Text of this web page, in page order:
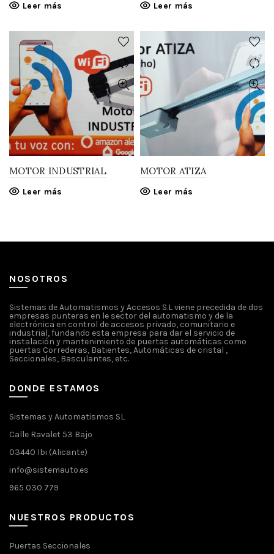
Leer más Leer más
MOTOR INDUSTRIAL
Leer más
MOTOR ATIZA
Leer más
NOSOTROS
Sistemas de Automatismos y Accesos S.L viene precedida de dos
empresas punteras en le sector del automatismo y de la
electrónica en control de accesos privado, comunitario e
industrial, fundando esta empresa para dar el servicio de
instalación y mantenimiento de puertas automáticas como
puertas Correderas, Batientes, Automáticas de cristal ,
Seccionales, Basculantes, etc.
DONDE ESTAMOS
Sistemas y Automatismos SL
Calle Ravalet 53 Bajo
03440 Ibi (Alicante)
info@sistemauto.es
965 030 779
NUESTROS PRODUCTOS
Puertas Seccionales